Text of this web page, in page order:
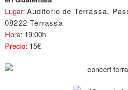
Lugar: Auditorio de Terrassa,
08222 Terrassa
Hora: 19:00h
Precio: 15€